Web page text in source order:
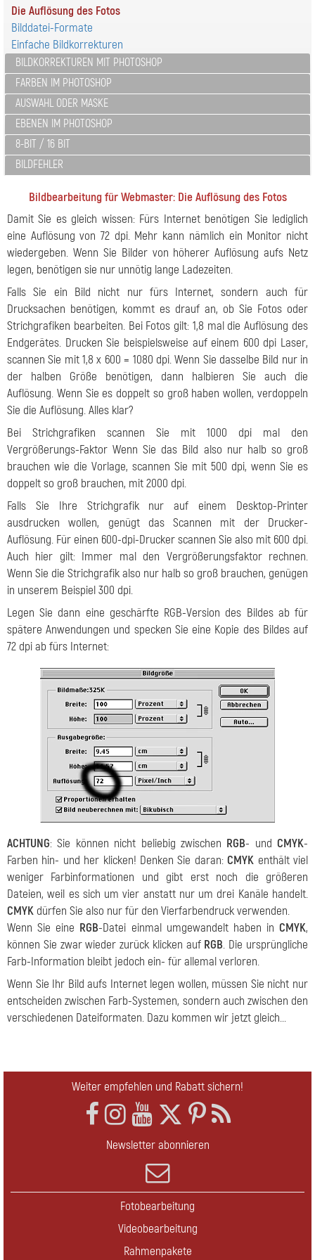
Die Auflösung des Fotos
Bilddatei-Formate
Einfache Bildkorrekturen
BILDKORREKTUREN MIT PHOTOSHOP
FARBEN IM PHOTOSHOP
AUSWAHL ODER MASKE
EBENEN IM PHOTOSHOP
8-BIT / 16 BIT
BILDFEHLER
Bildbearbeitung für Webmaster: Die Auflösung des Fotos
Damit Sie es gleich wissen: Fürs Internet benötigen Sie lediglich
eine Auflösung von 72 dpi. Mehr kann nämlich ein Monitor nicht
wiedergeben. Wenn Sie Bilder von höherer Auflösung aufs Netz
legen, benötigen sie nur unnötig lange Ladezeiten.
Falls Sie ein Bild nicht nur fürs Internet, sondern auch für
Drucksachen benötigen, kommt es drauf an, ob Sie Fotos oder
Strichgrafiken bearbeiten. Bei Fotos gilt: 1,8 mal die Auflösung des
Endgerätes. Drucken Sie beispielsweise auf einem 600 dpi Laser,
scannen Sie mit 1,8 x 600 = 1080 dpi. Wenn Sie dasselbe Bild nur in
der halben Größe benötigen, dann halbieren Sie auch die
Auflösung. Wenn Sie es doppelt so groß haben wollen, verdoppeln
Sie die Auflösung. Alles klar?
Bei Strichgrafiken scannen Sie mit 1000 dpi mal den
Vergrößerungs-Faktor Wenn Sie das Bild also nur halb so groß
brauchen wie die Vorlage, scannen Sie mit 500 dpi, wenn Sie es
doppelt so groß brauchen, mit 2000 dpi.
Falls Sie Ihre Strichgrafik nur auf einem Desktop-Printer
ausdrucken wollen, genügt das Scannen mit der Drucker-
Auflösung. Für einen 600-dpi-Drucker scannen Sie also mit 600 dpi.
Auch hier gilt: Immer mal den Vergrößerungsfaktor rechnen.
Wenn Sie die Strichgrafik also nur halb so groß brauchen, genügen
in unserem Beispiel 300 dpi.
Legen Sie dann eine geschärfte RGB-Version des Bildes ab für
spätere Anwendungen und specken Sie eine Kopie des Bildes auf
72 dpi ab fürs Internet:
ACHTUNG: Sie können nicht beliebig zwischen RGB- und CMYK-
Farben hin- und her klicken! Denken Sie daran:CMYK enthält viel
weniger Farbinformationen und gibt erst noch die größeren
Dateien, weil es sich um vier anstatt nur um drei Kanäle handelt.
CMYK dürfen Sie also nur für den Vierfarbendruck verwenden.
Wenn Sie eine RGB-Datei einmal umgewandelt haben in CMYK,
können Sie zwar wieder zurück klicken auf RGB. Die ursprüngliche
Farb-Information bleibt jedoch ein- für allemal verloren.
Wenn Sie Ihr Bild aufs Internet legen wollen, müssen Sie nicht nur
entscheiden zwischen Farb-Systemen, sondern auch zwischen den
verschiedenen Dateiformaten. Dazu kommen wir jetzt gleich...
Weiter empfehlen und Rabatt sichern!
Newsletter abonnieren
Fotobearbeitung
Videobearbeitung
Rahmenpakete